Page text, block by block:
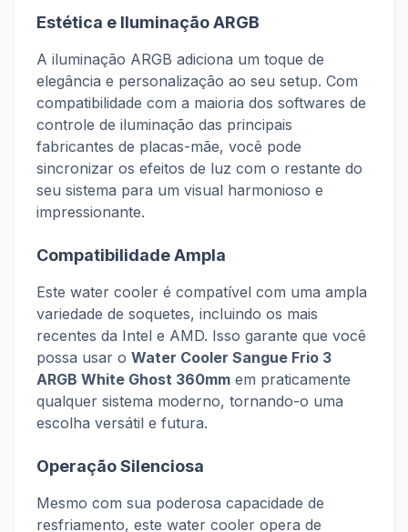
Estética e Iluminação ARGB
A iluminação ARGB adiciona um toque de
elegância e personalização ao seu setup. Com
compatibilidade com a maioria dos softwares de
controle de iluminação das principais
fabricantes de placas-mãe, você pode
sincronizar os efeitos de luz com o restante do
seu sistema para um visual harmonioso e
impressionante.
Compatibilidade Ampla
Este water cooler é compatível com uma ampla
variedade de soquetes, incluindo os mais
recentes da Intel e AMD. Isso garante que você
possa usar o Water Cooler Sangue Frio 3
ARGB White Ghost 360mm em praticamente
qualquer sistema moderno, tornando-o uma
escolha versátil e futura.
Operação Silenciosa
Mesmo com sua poderosa capacidade de
resfriamento, este water cooler opera de